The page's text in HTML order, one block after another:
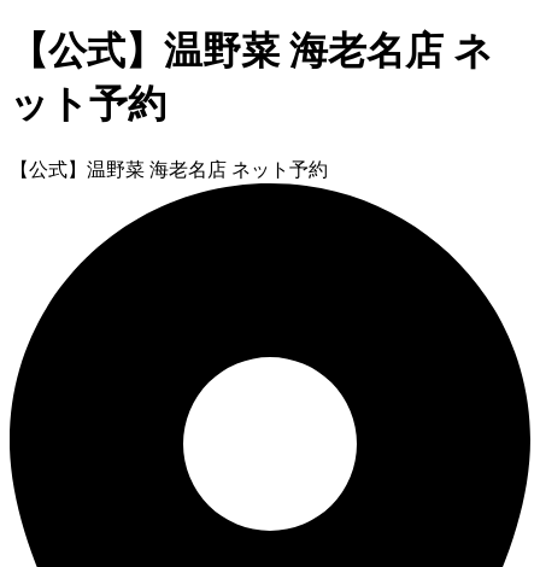
【公式】温野菜 海老名店 ネ
ット予約
【公式】温野菜 海老名店 ネット予約